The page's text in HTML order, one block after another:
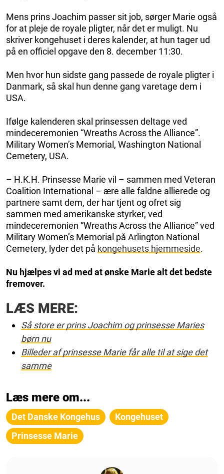
Mens prins Joachim passer sit job, sørger Marie også
for at pleje de royale pligter, når det er muligt. Nu
skriver kongehuset i deres kalender, at hun tager ud
på en officiel opgave den 8. december 11:30.
Men hvor hun sidste gang passede de royale pligter i
Danmark, så skal hun denne gang varetage dem i
USA.
Ifølge kalenderen skal prinsessen deltage ved
mindeceremonien “Wreaths Across the Alliance”.
Military Women’s Memorial, Washington National
Cemetery, USA.
– H.K.H. Prinsesse Marie vil – sammen med Veteran
Coalition International – ære alle faldne allierede og
partnere samt dem, der har tjent og ofret sig
sammen med amerikanske styrker, ved
mindeceremonien “Wreaths Across the Alliance” ved
Military Women’s Memorial på Arlington National
Cemetery, lyder det på kongehusets hjemmeside.
Nu hjælpes vi ad med at ønske Marie alt det bedste
fremover.
LÆS MERE:
Så store er prins Joachim og prinsesse Maries
børn nu
Billeder af prinsesse Marie får alle til at sige det
samme
Læs mere om...
Det Danske Kongehus
Kongehuset
Prinsesse Marie